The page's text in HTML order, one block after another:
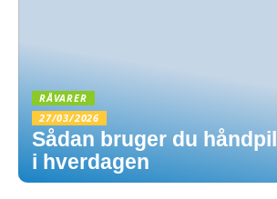
RÅVARER
27/03/2026
Sådan bruger du
i hverdagen